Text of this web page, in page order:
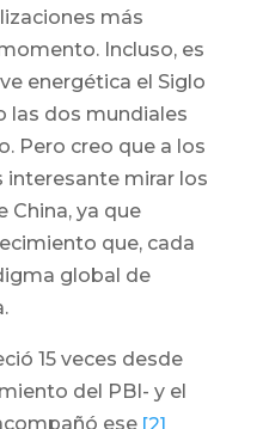
más
Incluso, es
energética el Siglo
las dos mundiales
Pero creo que a los
interesante mirar los
China, ya que
que, cada
global de
15 veces desde
del PBI- y el
ese